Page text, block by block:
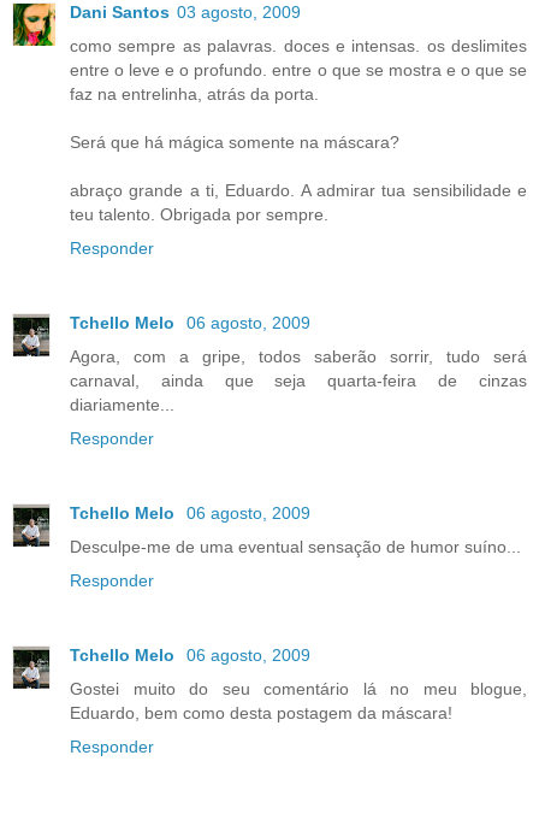
Dani Santos 03 agosto, 2009
como sempre as palavras. doces e intensas. os deslimites
entre o leve e o profundo. entre o que se mostra e o que se
faz na entrelinha, atrás da porta.
Será que há mágica somente na máscara?
abraço grande a ti, Eduardo. A admirar tua sensibilidade e
teu talento. Obrigada por sempre.
Responder
Tchello Melo
06 agosto, 2009
Agora, com a gripe, todos saberão sorrir, tudo será
carnaval, ainda que seja quarta-feira de cinzas
diariamente...
Responder
Tchello Melo
06 agosto, 2009
Desculpe-me de uma eventual sensação de humor suíno...
Responder
Tchello Melo
06 agosto, 2009
Gostei muito do seu comentário lá no meu blogue,
Eduardo, bem como desta postagem da máscara!
Responder